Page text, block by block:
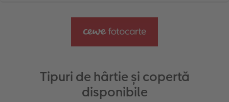
Tipuri de hârtie și copertă
disponibile